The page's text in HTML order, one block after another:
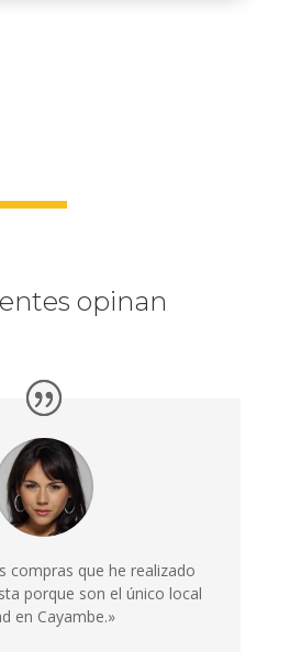
opinan
compras que he realizado
porque son el único local
en Cayambe.»